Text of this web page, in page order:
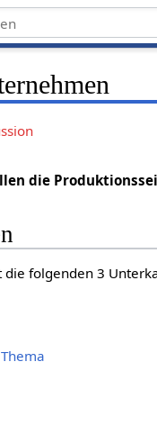
die
folgenden 3